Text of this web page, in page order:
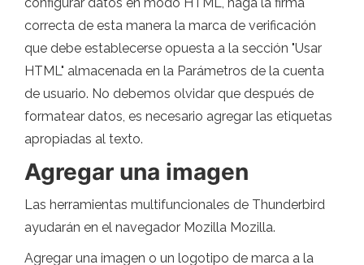
correcta de esta manera la marca de verificación
que debe establecerse opuesta a la sección "Usar
HTML" almacenada en la Parámetros de la cuenta
de usuario. No debemos olvidar que después de
formatear datos, es necesario agregar las etiquetas
apropiadas al texto.
Agregar una imagen
Las herramientas multifuncionales de Thunderbird
ayudarán en el navegador Mozilla Mozilla.
Agregar una imagen o un logotipo de marca a la